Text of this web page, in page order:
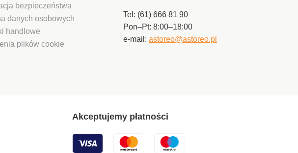
bezpieczeństwa
danych osobowych
handlowe
plików cookie
Tel: (61) 666 81 90
Pon–Pt: 8:00–18:00
e-mail: astoreo@astoreo.pl
Akceptujemy płatności